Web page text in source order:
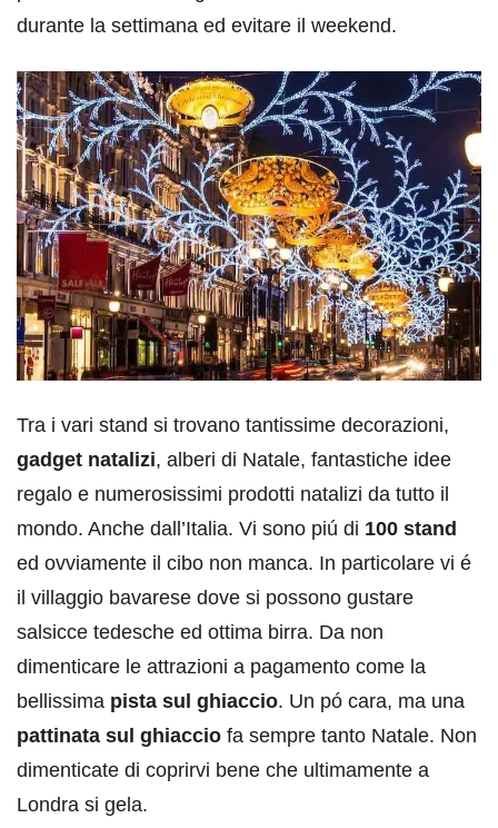
durante la settimana ed evitare il weekend.
Tra i vari stand si trovano tantissime decorazioni,
gadget natalizi, alberi di Natale, fantastiche idee
regalo e numerosissimi prodotti natalizi da tutto il
mondo. Anche dall’Italia. Vi sono piú di 100 stand
ed ovviamente il cibo non manca. In particolare vi é
il villaggio bavarese dove si possono gustare
salsicce tedesche ed ottima birra. Da non
dimenticare le attrazioni a pagamento come la
bellissima pista sul ghiaccio. Un pó cara, ma una
pattinata sul ghiaccio fa sempre tanto Natale. Non
dimenticate di coprirvi bene che ultimamente a
Londra si gela.